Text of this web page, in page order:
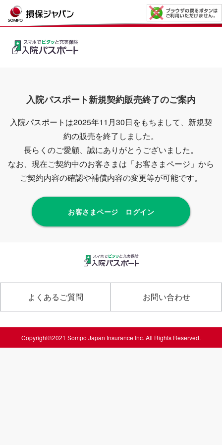
入院パスポート新規契約販売終了のご案内
入院パスポートは2025年11月30日をもちまして、新規契
約の販売を終了しました。
長らくのご愛顧、誠にありがとうございました。
なお、現在ご契約中のお客さまは「お客さまページ」から
ご契約内容の確認や補償内容の変更等が可能です。
お客さまページ ログイン
よくあるご質問 お問い合わせ
Copyright©2021 Sompo Japan Insurance Inc. All Rights Reserved.